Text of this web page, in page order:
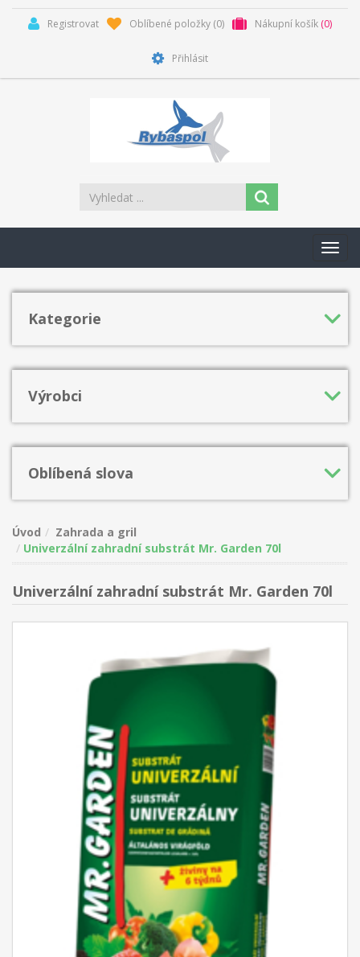
Registrovat Oblíbené položky (0) Nákupní košík (0)
Přihlásit
Kategorie
Výrobci
Oblíbená slova
Úvod
Zahrada a gril
Univerzální zahradní substrát Mr. Garden 70l
Univerzální zahradní substrát Mr. Garden 70l